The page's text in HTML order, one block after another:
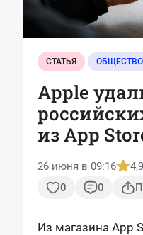
СТАТЬЯ ОБЩЕСТВО
Apple
из App
26 июня в 09:16 4,9
0
0
Из магазина App